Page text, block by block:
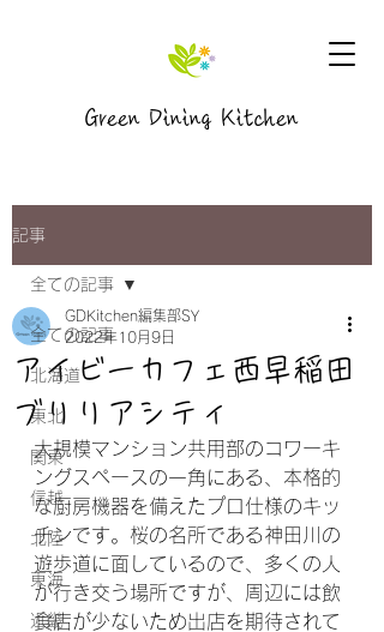
Green Dining Kitchen
記事
全ての記事
北海道
東北
関東
信越
北陸
東海
近畿
全ての記事
アイビーカフェ西早稲田
ブリリアシティ
GDKitchen編集部SY
2022年10月9日
大規模マンション共用部のコワーキ
ングスペースの一角にある、本格的
な厨房機器を備えたプロ仕様のキッ
チンです。桜の名所である神田川の
遊歩道に面しているので、多くの人
が行き交う場所ですが、周辺には飲
食店が少ないため出店を期待されて